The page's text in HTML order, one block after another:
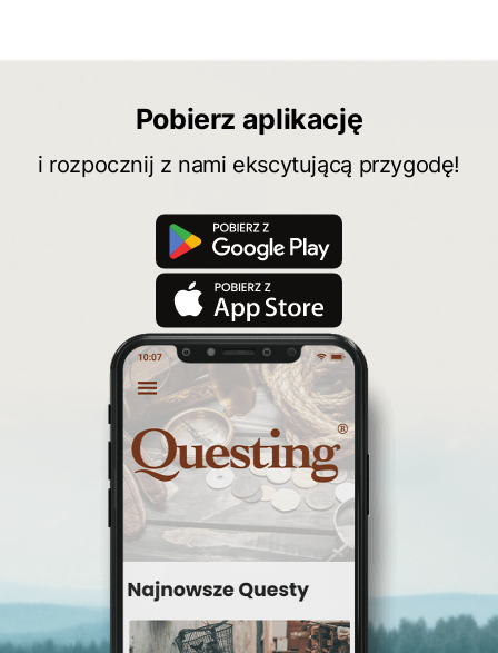
Pobierz aplikację
i rozpocznij z nami ekscytującą przygodę!